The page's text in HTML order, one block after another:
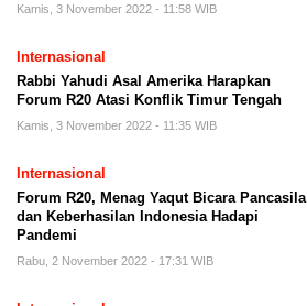
Kamis, 3 November 2022 - 11:58 WIB
Internasional
Rabbi Yahudi Asal Amerika Harapkan
Forum R20 Atasi Konflik Timur Tengah
Kamis, 3 November 2022 - 11:35 WIB
Internasional
Forum R20, Menag Yaqut Bicara Pancasila
dan Keberhasilan Indonesia Hadapi
Pandemi
Rabu, 2 November 2022 - 17:31 WIB